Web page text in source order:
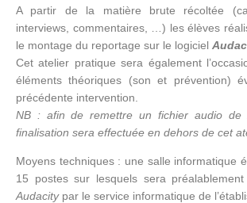
A partir de la matière brute récoltée
interviews, commentaires, …) les élèves
le montage du reportage sur le logiciel
Cet atelier pratique sera également
éléments théoriques (son et prévention)
précédente intervention.
NB : afin de remettre un fichier audio de
finalisation sera effectuée en dehors de cet
Moyens techniques : une salle informatique
15 postes sur lesquels sera
Audacity par le service informatique de